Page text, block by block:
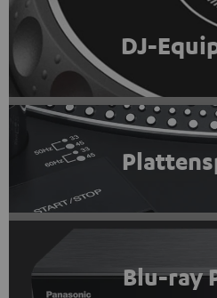
DJ-
Blu-ray